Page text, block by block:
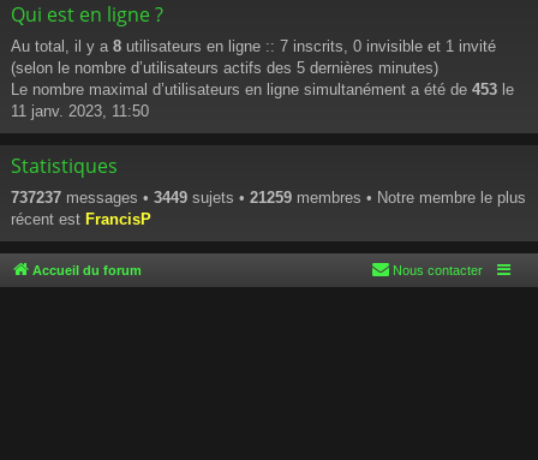
Qui est en ligne ?
Au total, il y a 8 utilisateurs en ligne :: 7 inscrits, 0 invisible et 1 invité
(selon le nombre d’utilisateurs actifs des 5 dernières minutes)
Le nombre maximal d’utilisateurs en ligne simultanément a été de 453 le
11 janv. 2023, 11:50
Statistiques
737237 messages • 3449 sujets • 21259 membres • Notre membre le plus
récent est FrancisP
Accueil du forum Nous contacter